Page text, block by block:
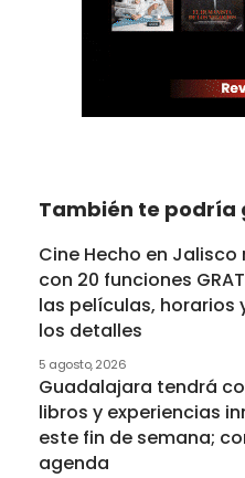
También te podría
Cine Hecho en Jalisco
con 20 funciones
las películas, horarios
los detalles
5 agosto, 2026
Guadalajara tendrá
libros y experiencias
este fin de semana;
agenda